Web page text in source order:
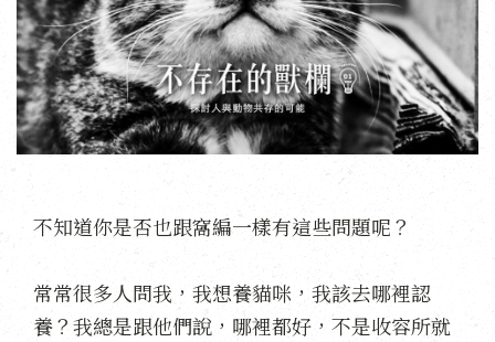
不知道你是否也跟窩編一樣有這些問題呢？
常常很多人問我，我想養貓咪，我該去哪裡認
養？我總是跟他們說，哪裡都好，不是收容所就